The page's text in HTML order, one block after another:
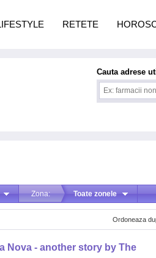
Zona: Toate zonele
Ordoneaza
Nova - another story by The
Cauta adrese
RETETE